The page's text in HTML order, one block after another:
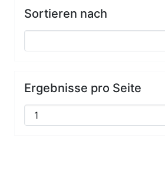
Sortieren nach
Ergebnisse pro Seite